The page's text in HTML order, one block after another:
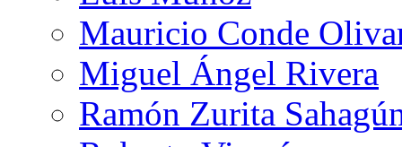
Mauricio Conde
Miguel Ángel Rivera
Ramón Zurita